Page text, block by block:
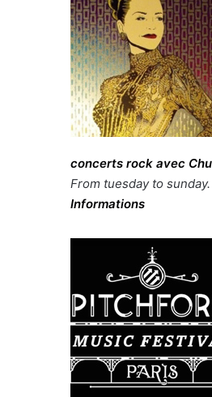
concerts rock avec
From tuesday to sunday.
Informations